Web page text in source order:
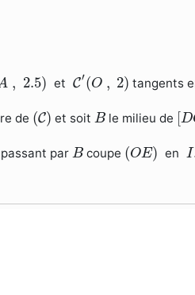
, 2.5)
A 2.5) et C′(O , 2)
C′(O 2) tangents
de (C)
(C) et soit B
Ble milieu de [D
[D
passant par B
Bcoupe (OE)
(OE) en I
I.